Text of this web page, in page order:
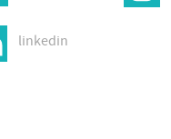
linkedin